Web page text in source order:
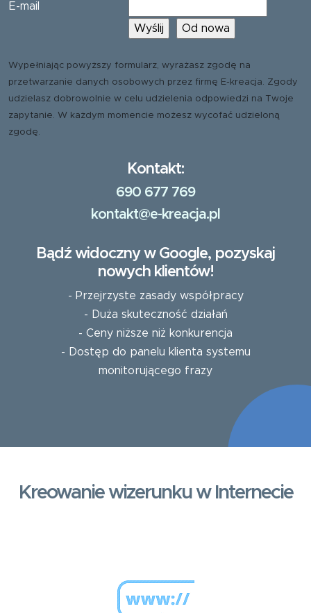
E-mail
Wypełniając powyższy formularz, wyrażasz zgodę na
przetwarzanie danych osobowych przez firmę E-kreacja. Zgody
udzielasz dobrowolnie w celu udzielenia odpowiedzi na Twoje
zapytanie. W każdym momencie możesz wycofać udzieloną
zgodę.
Kontakt:
690 677 769
kontakt@e-kreacja.pl
Bądź widoczny w Google, pozyskaj
nowych klientów!
- Przejrzyste zasady współpracy
- Duża skuteczność działań
- Ceny niższe niż konkurencja
- Dostęp do panelu klienta systemu
monitorującego frazy
Kreowanie wizerunku w Internecie